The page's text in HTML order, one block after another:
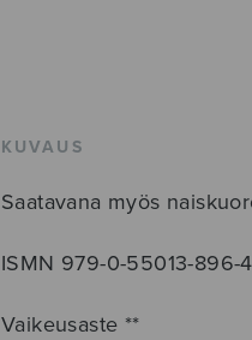
KUVAUS
Saatavana myös
ISMN 979-0-55013-896-4
Vaikeusaste **